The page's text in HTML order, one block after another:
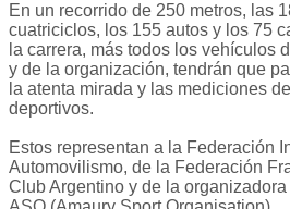
En un recorrido de 250 metros, las
cuatriciclos, los 155 autos y los 75
la carrera, más todos los vehículos
y de la organización, tendrán que
la atenta mirada y las mediciones
deportivos.
Estos representan a la Federación
Automovilismo, de la Federación
Club Argentino y de la